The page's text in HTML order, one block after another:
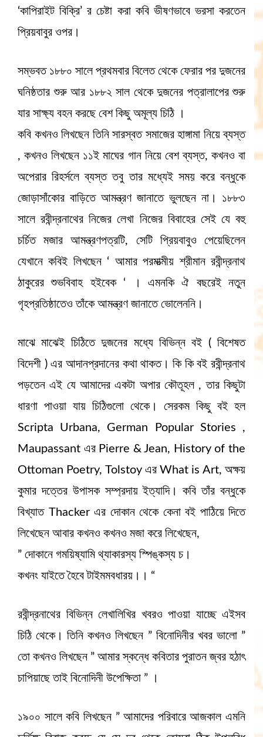
‘কাপিরাইট বিক্রি’ র চেষ্টা করা কবি ভীষণভাবে ভরসা করতেন
প্রিয়বাবুর ওপর।
সম্ভবত ১৮৮০ সালে প্রথমবার বিলেত থেকে ফেরার পর দুজনের
ঘনিষ্ঠতার শুরু আর ১৮৮২ সাল থেকে দুজনের পত্রালাপের শুরু
যার সাক্ষ্য বহন করছে বেশ কিছু অমূল্য চিঠি ।
কবি কখনও লিখছেন তিনি সারস্বত সমাজের হাঙ্গামা নিয়ে ব্যস্ত
, কখনও লিখছেন ১১ই মাঘের গান নিয়ে বেশ ব্যস্ত, কখনও বা
অপেরার রিহর্সলে ব্যস্ত তবু তার মধ্যেই সময় করে বন্ধুকে
জোড়াসাঁকোর বাড়িতে আমন্ত্রণ জানাতে ভুলছেন না। ১৮৮৩
সালে রবীন্দ্রনাথের নিজের লেখা নিজের বিবাহের সেই যে বহু
চর্চিত মজার আমন্ত্রণপত্রটি, সেটি প্রিয়বাবুও পেয়েছিলেন
যেখানে কবিই লিখছেন ‘ আমার পরমাত্মীয় শ্রীমান রবীন্দ্রনাথ
ঠাকুরের শুভবিবাহ হইবেক ‘ । এমনকি ঐ বছরেই নতুন
গৃহপ্রতিষ্ঠাতেও তাঁকে আমন্ত্রণ জানাতে ভোলেননি।
মাঝে মাঝেই চিঠিতে দুজনের মধ্যে বিভিন্ন বই ( বিশেষত
বিদেশী ) এর আদানপ্রদানের কথা থাকত। কি কি বই রবীন্দ্রনাথ
পড়তেন এই যে আমাদের একটা অপার কৌতূহল , তার কিছুটা
ধারণা পাওয়া যায় চিঠিগুলো থেকে। সেরকম কিছু বই হল
Scripta Urbana, German Popular Stories ,
Maupassant এর Pierre & Jean, History of the
Ottoman Poetry, Tolstoy এর What is Art, অক্ষয়
কুমার দত্তের উপাসক সম্প্রদায় ইত্যাদি। কবি তাঁর বন্ধুকে
বিখ্যাত Thacker এর দোকান থেকে কেনা বই পাঠিয়ে দিতে
লিখেছেন আবার কখনও কখনও মজা করে লিখেছেন,
” দোকানে গময়িষ্যামি থ্যাকারস্য স্পিঙ্কস্য চ।
কখনং যাইতে হৈবে টাইমমবধারয়।। “
রবীন্দ্রনাথের বিভিন্ন লেখালিখির খবরও পাওয়া যাচ্ছে এইসব
চিঠি থেকে। তিনি কখনও লিখছেন ” বিনোদিনীর খবর ভালো ”
তো কখনও লিখছেন ” আমার স্কন্ধে কবিতার পুরাতন জ্বর হঠাৎ
চাপিয়াছে তাই বিনোদিনী উপেক্ষিতা ” ।
১৯০০ সালে কবি লিখছেন ” আমাদের পরিবারে আজকাল এমনি